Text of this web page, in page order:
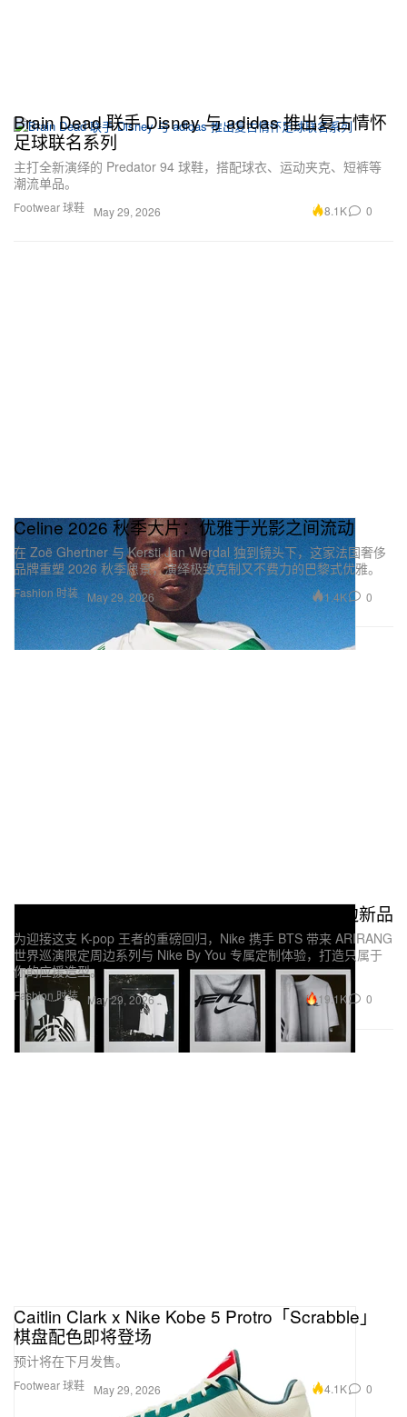
Footwear 球鞋
Brain Dead 联手 Disney 与 adidas 推出复古情怀
足球联名系列
主打全新演绎的 Predator 94 球鞋，搭配球衣、运动夹克、短裤等
潮流单品。
May 29, 2026 8.1K 0
Fashion 时装
Celine 2026 秋季大片：优雅于光影之间流动
在 Zoë Ghertner 与 Kersti Jan Werdal 独到镜头下，这家法国奢侈
品牌重塑 2026 秋季愿景，演绎极致克制又不费力的巴黎式优雅。
May 29, 2026 1.4K 0
Fashion 时装
Nike x BTS 推出「ARIRANG」世界巡回周边新品
为迎接这支 K-pop 王者的重磅回归，Nike 携手 BTS 带来 ARIRANG
世界巡演限定周边系列与 Nike By You 专属定制体验，打造只属于
你的应援造型。
May 29, 2026 19.1K 0
Footwear 球鞋
Caitlin Clark x Nike Kobe 5 Protro「Scrabble」
棋盘配色即将登场
预计将在下月发售。
May 29, 2026 4.1K 0